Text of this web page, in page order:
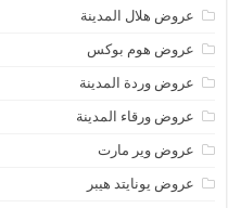
عروض هلال المدينة
عروض هوم بوكس
عروض وردة المدينة
عروض ورقاء المدينة
عروض وير مارت
عروض يونايتد هيبر